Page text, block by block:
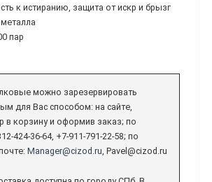
к истиранию, защита от искр и брызг
пар
можно зарезервировать
для Вас способом: на сайте,
в корзину и оформив заказ; по
424-36-64, +7-911-791-22-58; по
Manager@cizod.ru, Pavel@cizod.ru